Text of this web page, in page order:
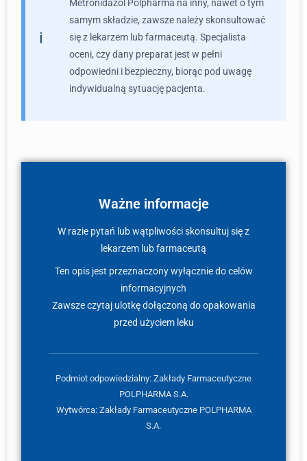
Metronidazol Polpharma na inny, nawet o tym
samym składzie, zawsze należy skonsultować
się z lekarzem lub farmaceutą. Specjalista
oceni, czy dany preparat jest w pełni
odpowiedni i bezpieczny, biorąc pod uwagę
indywidualną sytuację pacjenta.
Ważne informacje
W razie pytań lub wątpliwości skonsultuj się z
lekarzem lub farmaceutą
Ten opis jest przeznaczony wyłącznie do celów
informacyjnych
Zawsze czytaj ulotkę dołączoną do opakowania
przed użyciem leku
Podmiot odpowiedzialny: Zakłady Farmaceutyczne
POLPHARMA S.A.
Wytwórca: Zakłady Farmaceutyczne POLPHARMA
S.A.